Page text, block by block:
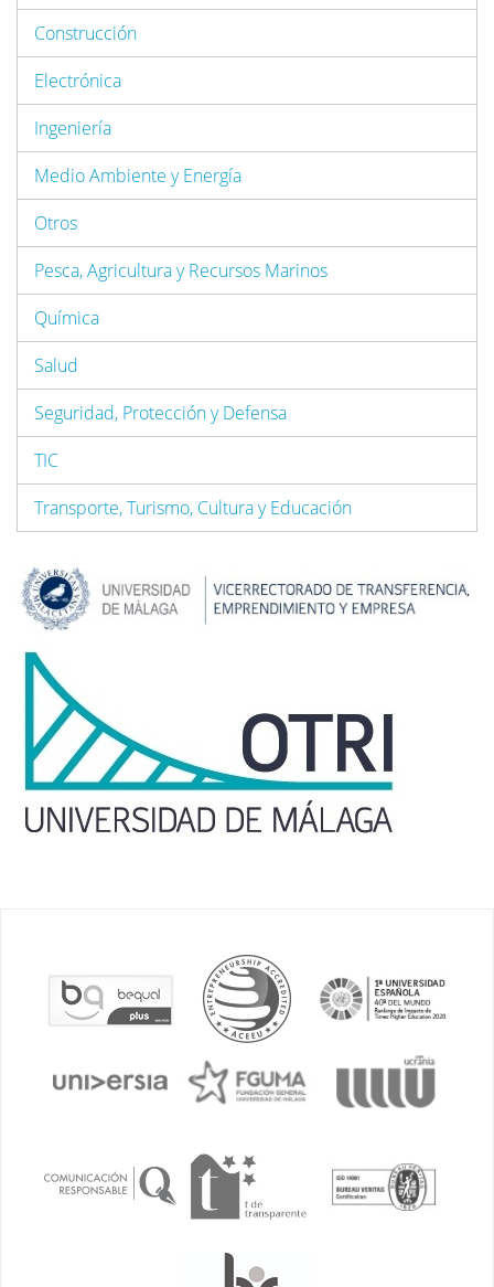
Construcción
Electrónica
Ingeniería
Medio Ambiente y Energía
Otros
Pesca, Agricultura y Recursos Marinos
Química
Salud
Seguridad, Protección y Defensa
TIC
Transporte, Turismo, Cultura y Educación